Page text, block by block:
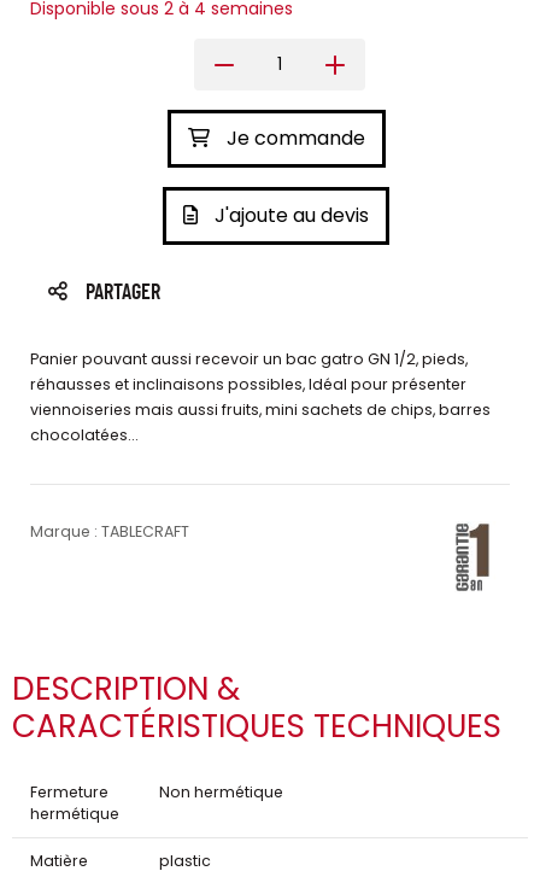
Disponible sous 2 à 4 semaines
Je commande
J'ajoute au devis
PARTAGER
Panier pouvant aussi recevoir un bac gatro GN 1/2, pieds,
réhausses et inclinaisons possibles, Idéal pour présenter
viennoiseries mais aussi fruits, mini sachets de chips, barres
chocolatées…
Marque : TABLECRAFT
DESCRIPTION &
CARACTÉRISTIQUES TECHNIQUES
Fermeture
hermétique
Non hermétique
Matière
plastic